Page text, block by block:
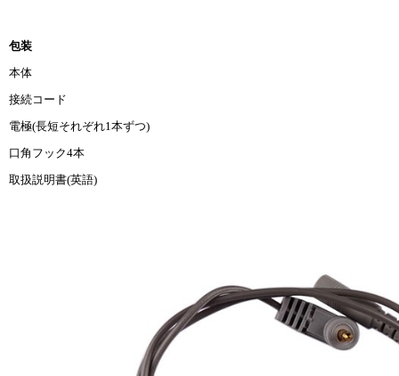
包装
本体
接続コード
電極(長短それぞれ1本ずつ)
口角フック4本
取扱説明書(英語)